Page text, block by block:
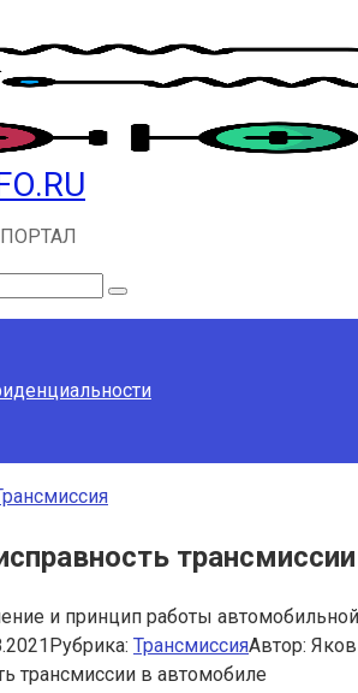
и принцип работы
Рубрика: ТрансмиссияАвтор: